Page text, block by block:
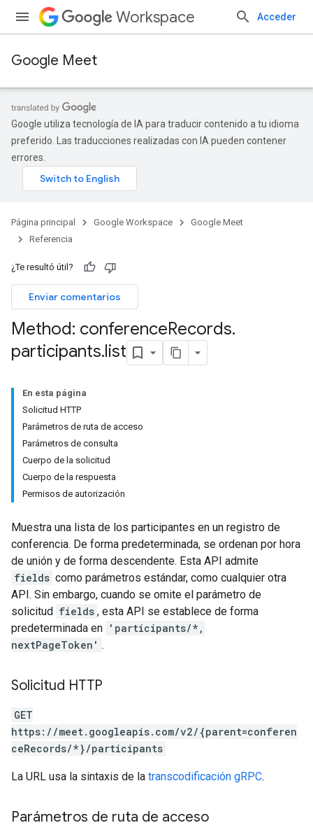
Workspace Acceder
Google Meet
Google utiliza tecnología de IA para traducir contenido a tu idioma
preferido. Las traducciones realizadas con IA pueden contener
errores.
Página principal Google Workspace
Google Meet
Referencia
¿Te resultó útil?
Enviar comentarios
Method: conferenceRecords.
participants.list
En esta página
Solicitud HTTP
Parámetros de ruta de acceso
Parámetros de consulta
Cuerpo de la solicitud
Cuerpo de la respuesta
Permisos de autorización
Muestra una lista de los participantes en un registro de
conferencia. De forma predeterminada, se ordenan por hora
de unión y de forma descendente. Esta API admite
fields como parámetros estándar, como cualquier otra
API. Sin embargo, cuando se omite el parámetro de
solicitud fields , esta API se establece de forma
predeterminada en 'participants/*,
nextPageToken' .
Solicitud HTTP
GET
https://meet.googleapis.com/v2/{parent=conferen
ceRecords/*}/participants
La URL usa la sintaxis de la transcodificación gRPC.
Parámetros de ruta de acceso